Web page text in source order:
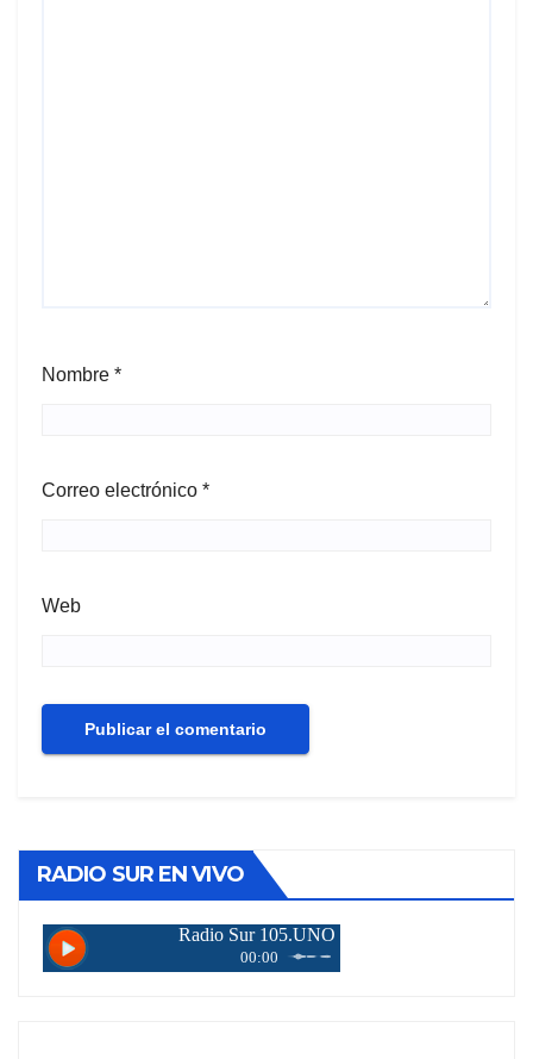
Nombre *
Correo electrónico *
Web
RADIO SUR EN VIVO